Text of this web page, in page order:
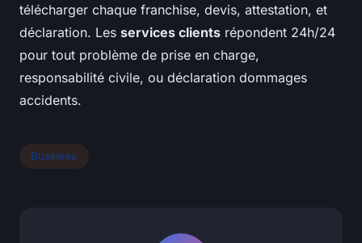
télécharger chaque franchise, devis, attestation, et
déclaration. Les services clients répondent 24h/24
pour tout problème de prise en charge,
responsabilité civile, ou déclaration dommages
accidents.
Business